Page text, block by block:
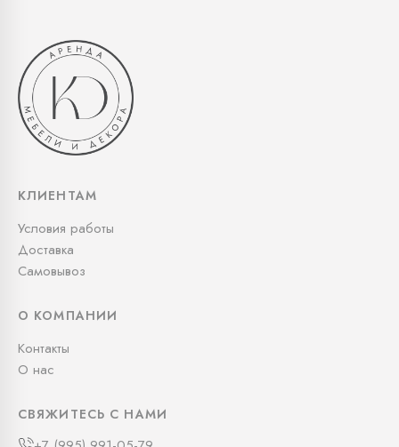
КЛИЕНТАМ
Условия работы
Доставка
Самовывоз
О КОМПАНИИ
Контакты
О нас
СВЯЖИТЕСЬ С НАМИ